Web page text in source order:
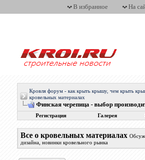
В избранное На
Кровля форум - как крыть крышу, чем крыть
кровельных материалах
Финская черепица - выбор
Регистрация Галерея
Все о кровельных материалах
дизайна, новинки кровельного рынка